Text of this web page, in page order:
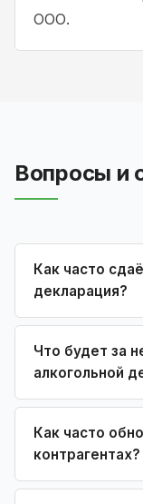
ООО.
Вопросы и
Как часто
декларация?
Что будет за
алкогольной
Как часто
контрагентах?